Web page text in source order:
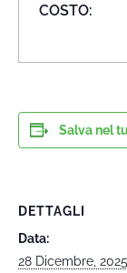
COSTO:
Salva nel
DETTAGLI
Data:
28 Dicembre, 2025